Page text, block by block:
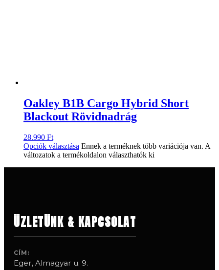
Oakley B1B Cargo Hybrid Short
Blackout Rövidnadrág
28.990 Ft
Opciók választása Ennek a terméknek több variációja van. A
változatok a termékoldalon választhatók ki
ÜZLETÜNK & KAPCSOLAT
CÍM:
Eger, Almagyar u. 9.